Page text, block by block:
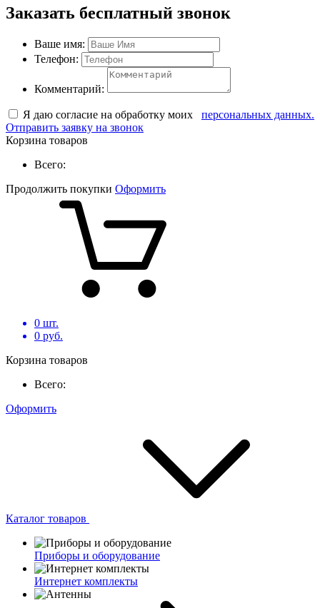
Заказать бесплатный звонок
Ваше имя:
Телефон:
Комментарий:
Я даю согласие на обработку моих
персональных данных.
Отправить заявку на звонок
Корзина товаров
Всего:
Продолжить покупки Оформить
0 шт.
0 руб.
Корзина товаров
Всего:
Оформить
Каталог товаров
Приборы и оборудование
Интернет комплекты